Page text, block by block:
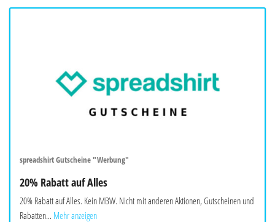
spreadshirt Gutscheine "Werbung"
20% Rabatt auf Alles
20% Rabatt auf Alles. Kein MBW. Nicht mit anderen Aktionen, Gutscheinen und
Rabatten... Mehr anzeigen